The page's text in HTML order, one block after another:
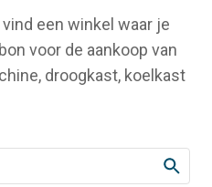
een winkel waar je
voor de aankoop van
droogkast, koelkast